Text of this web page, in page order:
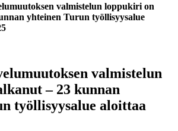
valmistelun loppukiri on
yhteinen Turun työllisyysalue
valmistelun
­­– 23 kunnan
työllisyysalue aloittaa